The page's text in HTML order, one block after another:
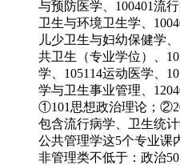
与预防医学、100401流
卫生与环境卫生学、
儿少卫生与妇幼保健学
共卫生（专业学位）、
学、105114运动医学、
学与卫生事业管理、
①101思想政治理论；
包含流行病学、卫生统
公共管理学这5个专业课
非管理类不低于：政治